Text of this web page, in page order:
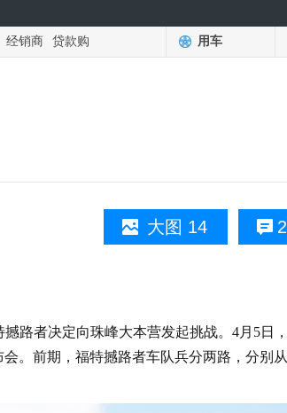
经销商 贷款购 用车
大图 14
者决定向珠峰大本营发起挑战。 4月5日
。前期，福特撼路者车队兵分两路，分别